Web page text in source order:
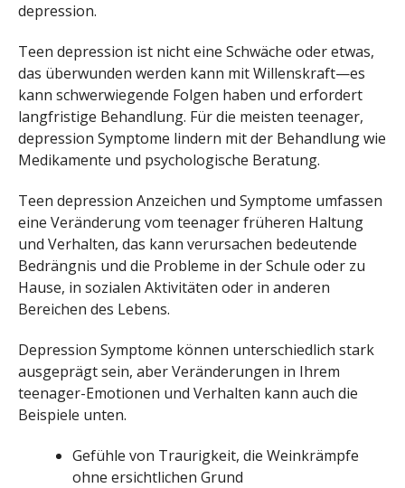
depression.
Teen depression ist nicht eine Schwäche oder etwas,
das überwunden werden kann mit Willenskraft—es
kann schwerwiegende Folgen haben und erfordert
langfristige Behandlung. Für die meisten teenager,
depression Symptome lindern mit der Behandlung wie
Medikamente und psychologische Beratung.
Teen depression Anzeichen und Symptome umfassen
eine Veränderung vom teenager früheren Haltung
und Verhalten, das kann verursachen bedeutende
Bedrängnis und die Probleme in der Schule oder zu
Hause, in sozialen Aktivitäten oder in anderen
Bereichen des Lebens.
Depression Symptome können unterschiedlich stark
ausgeprägt sein, aber Veränderungen in Ihrem
teenager-Emotionen und Verhalten kann auch die
Beispiele unten.
Gefühle von Traurigkeit, die Weinkrämpfe
ohne ersichtlichen Grund